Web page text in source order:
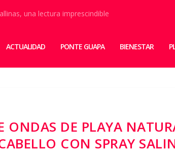
una lectura imprescindible
ACTUALIDAD PONTE GUAPA BIENESTAR
ONDAS DE PLAYA
CON SPRAY